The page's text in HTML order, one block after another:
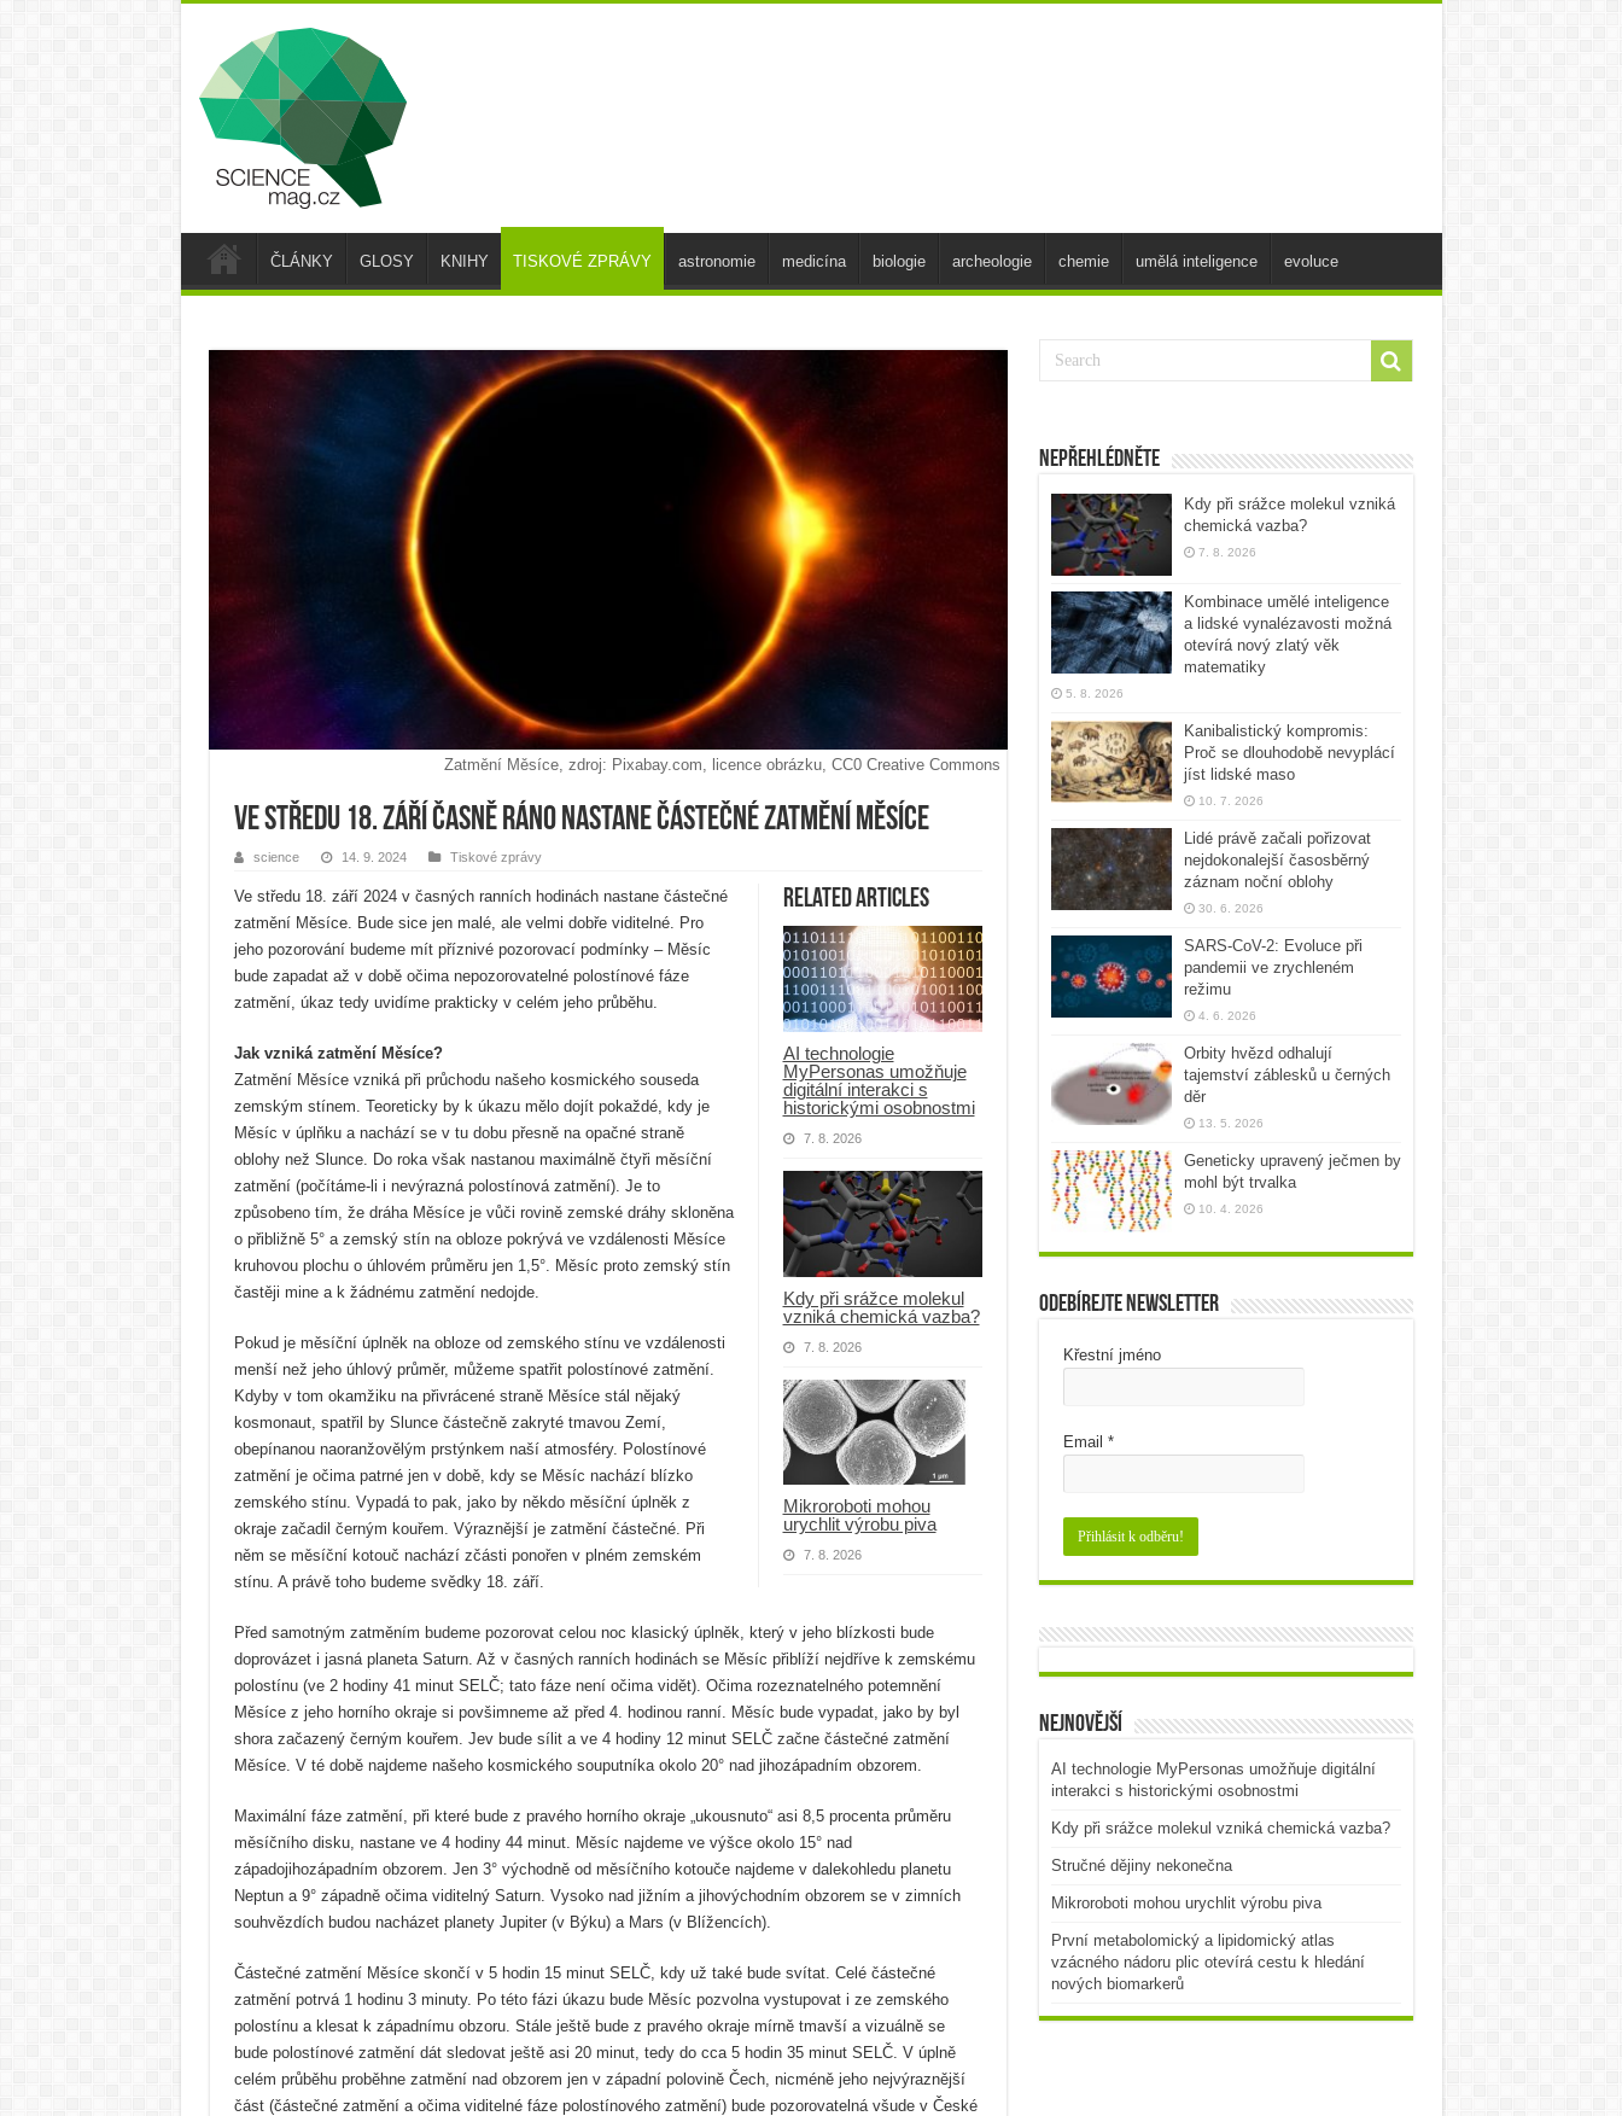
ČLÁNKY GLOSY KNIHY TISKOVÉ ZPRÁVY astronomie medicína biologie archeologie chemie umělá inteligence evoluce
Zatmění Měsíce, zdroj: Pixabay.com, licence obrázku, CC0 Creative Commons
Ve středu 18. září časně ráno nastane částečné zatmění Měsíce
science 14. 9. 2024 Tiskové zprávy
Related Articles
AI technologie
MyPersonas umožňuje
digitální interakci s
historickými osobnostmi
7. 8. 2026
Kdy při srážce molekul
vzniká chemická vazba?
7. 8. 2026
Mikroroboti mohou
urychlit výrobu piva
7. 8. 2026
Ve středu 18. září 2024 v časných ranních hodinách nastane částečné
zatmění Měsíce. Bude sice jen malé, ale velmi dobře viditelné. Pro
jeho pozorování budeme mít příznivé pozorovací podmínky – Měsíc
bude zapadat až v době očima nepozorovatelné polostínové fáze
zatmění, úkaz tedy uvidíme prakticky v celém jeho průběhu.
Jak vzniká zatmění Měsíce?
Zatmění Měsíce vzniká při průchodu našeho kosmického souseda
zemským stínem. Teoreticky by k úkazu mělo dojít pokaždé, kdy je
Měsíc v úplňku a nachází se v tu dobu přesně na opačné straně
oblohy než Slunce. Do roka však nastanou maximálně čtyři měsíční
zatmění (počítáme-li i nevýrazná polostínová zatmění). Je to
způsobeno tím, že dráha Měsíce je vůči rovině zemské dráhy skloněna
o přibližně 5° a zemský stín na obloze pokrývá ve vzdálenosti Měsíce
kruhovou plochu o úhlovém průměru jen 1,5°. Měsíc proto zemský stín
častěji mine a k žádnému zatmění nedojde.
Pokud je měsíční úplněk na obloze od zemského stínu ve vzdálenosti
menší než jeho úhlový průměr, můžeme spatřit polostínové zatmění.
Kdyby v tom okamžiku na přivrácené straně Měsíce stál nějaký
kosmonaut, spatřil by Slunce částečně zakryté tmavou Zemí,
obepínanou naoranžovělým prstýnkem naší atmosféry. Polostínové
zatmění je očima patrné jen v době, kdy se Měsíc nachází blízko
zemského stínu. Vypadá to pak, jako by někdo měsíční úplněk z
okraje začadil černým kouřem. Výraznější je zatmění částečné. Při
něm se měsíční kotouč nachází zčásti ponořen v plném zemském
stínu. A právě toho budeme svědky 18. září.
Před samotným zatměním budeme pozorovat celou noc klasický úplněk, který v jeho blízkosti bude
doprovázet i jasná planeta Saturn. Až v časných ranních hodinách se Měsíc přiblíží nejdříve k zemskému
polostínu (ve 2 hodiny 41 minut SELČ; tato fáze není očima vidět). Očima rozeznatelného potemnění
Měsíce z jeho horního okraje si povšimneme až před 4. hodinou ranní. Měsíc bude vypadat, jako by byl
shora začazený černým kouřem. Jev bude sílit a ve 4 hodiny 12 minut SELČ začne částečné zatmění
Měsíce. V té době najdeme našeho kosmického souputníka okolo 20° nad jihozápadním obzorem.
Maximální fáze zatmění, při které bude z pravého horního okraje „ukousnuto“ asi 8,5 procenta průměru
měsíčního disku, nastane ve 4 hodiny 44 minut. Měsíc najdeme ve výšce okolo 15° nad
západojihozápadním obzorem. Jen 3° východně od měsíčního kotouče najdeme v dalekohledu planetu
Neptun a 9° západně očima viditelný Saturn. Vysoko nad jižním a jihovýchodním obzorem se v zimních
souhvězdích budou nacházet planety Jupiter (v Býku) a Mars (v Blížencích).
Částečné zatmění Měsíce skončí v 5 hodin 15 minut SELČ, kdy už také bude svítat. Celé částečné
zatmění potrvá 1 hodinu 3 minuty. Po této fázi úkazu bude Měsíc pozvolna vystupovat i ze zemského
polostínu a klesat k západnímu obzoru. Stále ještě bude z pravého okraje mírně tmavší a vizuálně se
bude polostínové zatmění dát sledovat ještě asi 20 minut, tedy do cca 5 hodin 35 minut SELČ. V úplně
celém průběhu proběhne zatmění nad obzorem jen v západní polovině Čech, nicméně jeho nejvýraznější
část (částečné zatmění a očima viditelné fáze polostínového zatmění) bude pozorovatelná všude v České
Nepřehlédněte
Kdy při srážce molekul vzniká
chemická vazba?
7. 8. 2026
Kombinace umělé inteligence
a lidské vynalézavosti možná
otevírá nový zlatý věk
matematiky
5. 8. 2026
Kanibalistický kompromis:
Proč se dlouhodobě nevyplácí
jíst lidské maso
10. 7. 2026
Lidé právě začali pořizovat
nejdokonalejší časosběrný
záznam noční oblohy
30. 6. 2026
SARS-CoV-2: Evoluce při
pandemii ve zrychleném
režimu
4. 6. 2026
Orbity hvězd odhalují
tajemství záblesků u černých
děr
13. 5. 2026
Geneticky upravený ječmen by
mohl být trvalka
10. 4. 2026
Odebírejte newsletter
Křestní jméno
Email *
Nejnovější
AI technologie MyPersonas umožňuje digitální
interakci s historickými osobnostmi
Kdy při srážce molekul vzniká chemická vazba?
Stručné dějiny nekonečna
Mikroroboti mohou urychlit výrobu piva
První metabolomický a lipidomický atlas
vzácného nádoru plic otevírá cestu k hledání
nových biomarkerů